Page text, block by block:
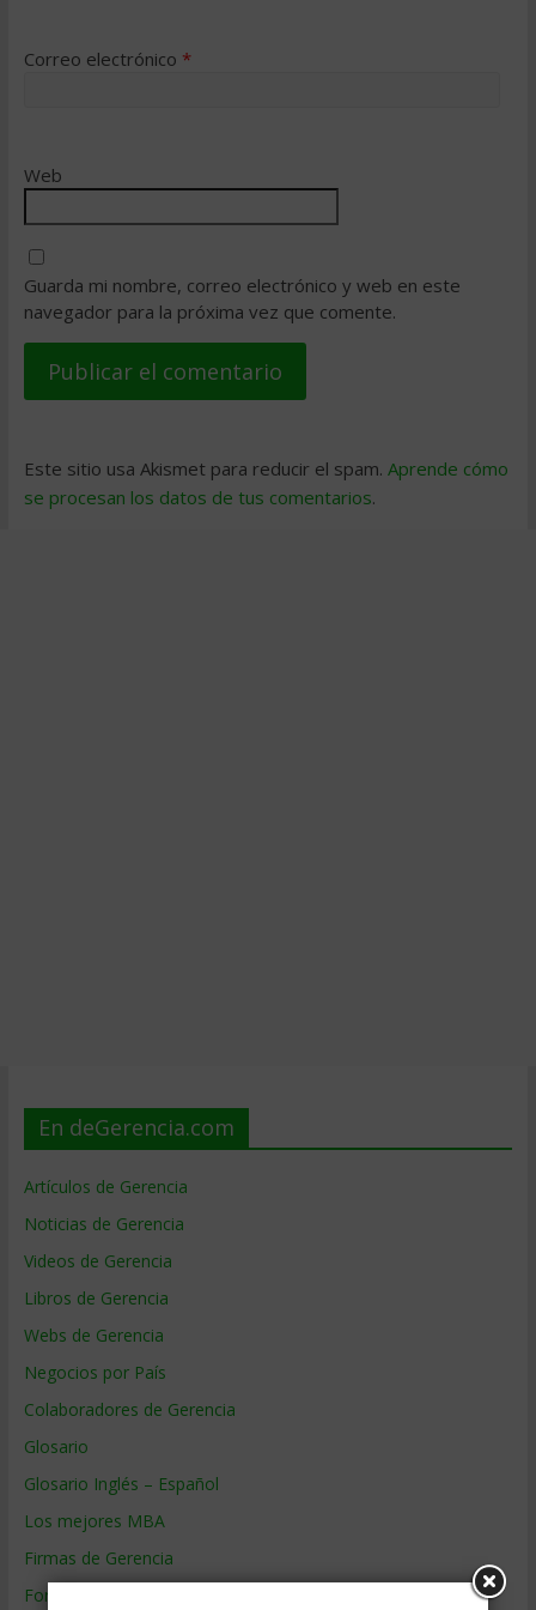
Correo electrónico *
Web
Guarda mi nombre, correo electrónico y web en este
navegador para la próxima vez que comente.
Este sitio usa Akismet para reducir el spam. Aprende cómo
se procesan los datos de tus comentarios.
En deGerencia.com
Artículos de Gerencia
Noticias de Gerencia
Videos de Gerencia
Libros de Gerencia
Webs de Gerencia
Negocios por País
Colaboradores de Gerencia
Glosario
Glosario Inglés – Español
Los mejores MBA
Firmas de Gerencia
Formación de Gerencia